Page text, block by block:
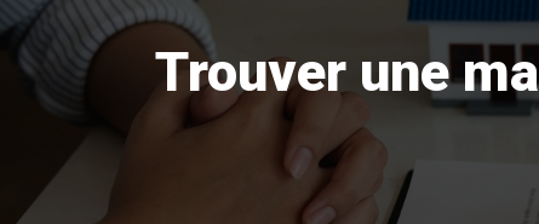
Trouver une